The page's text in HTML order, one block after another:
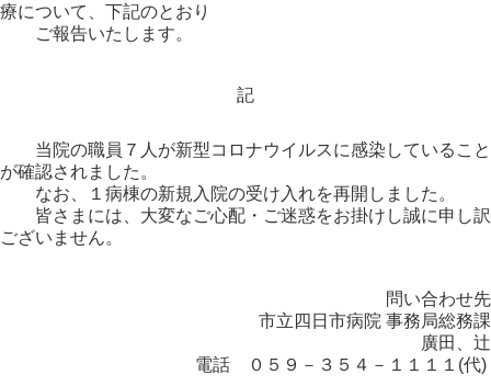
療について、下記のとおり
ご報告いたします。
記
当院の職員７人が新型コロナウイルスに感染していること
が確認されました。
なお、１病棟の新規入院の受け入れを再開しました。
皆さまには、大変なご心配・ご迷惑をお掛けし誠に申し訳
ございません。
問い合わせ先
市立四日市病院 事務局総務課
廣田、辻
電話 ０５９－３５４－１１１１(代)